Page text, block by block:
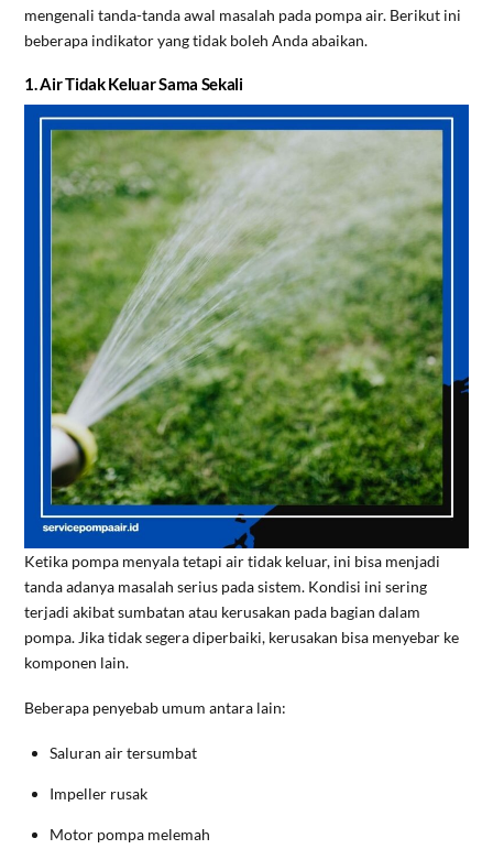
mengenali tanda-tanda awal masalah pada pompa air. Berikut ini
beberapa indikator yang tidak boleh Anda abaikan.
1. Air Tidak Keluar Sama Sekali
Ketika pompa menyala tetapi air tidak keluar, ini bisa menjadi
tanda adanya masalah serius pada sistem. Kondisi ini sering
terjadi akibat sumbatan atau kerusakan pada bagian dalam
pompa. Jika tidak segera diperbaiki, kerusakan bisa menyebar ke
komponen lain.
Beberapa penyebab umum antara lain:
Saluran air tersumbat
Impeller rusak
Motor pompa melemah